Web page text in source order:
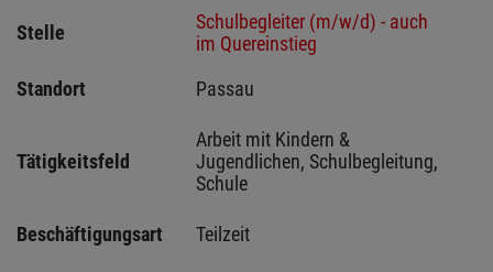
Stelle
Schulbegleiter (m/w/d) - auch
im Quereinstieg
Standort
Passau
Tätigkeitsfeld
Arbeit mit Kindern &
Jugendlichen, Schulbegleitung,
Schule
Beschäftigungsart Teilzeit